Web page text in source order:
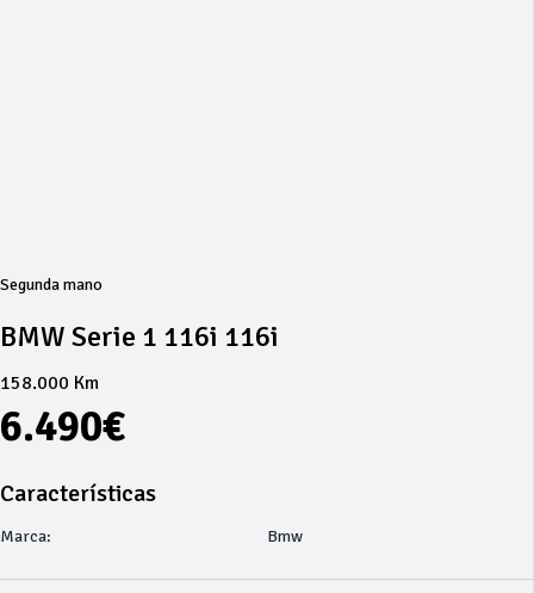
Segunda mano
BMW Serie 1 116i 116i
158.000 Km
6.490€
Características
Marca: Bmw